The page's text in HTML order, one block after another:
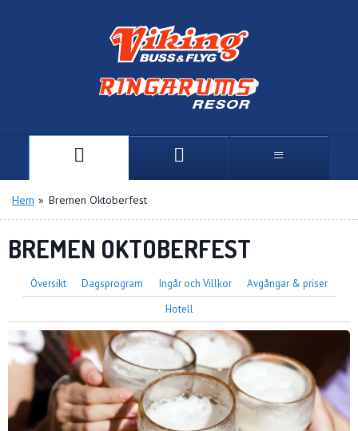
Hem » Bremen Oktoberfest
BREMEN OKTOBERFEST
Översikt Dagsprogram Ingår och Villkor
Avgångar & priser
Hotell